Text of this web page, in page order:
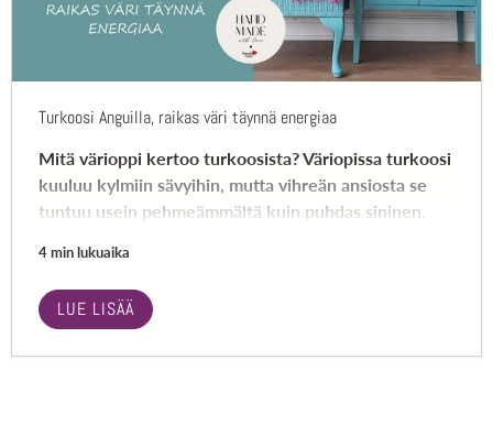
Turkoosi Anguilla, raikas väri täynnä energiaa
Mitä värioppi kertoo turkoosista? Väriopissa turkoosi
kuuluu kylmiin sävyihin, mutta vihreän ansiosta se
tuntuu usein pehmeämmältä kuin puhdas sininen.
4 min lukuaika
LUE LISÄÄ